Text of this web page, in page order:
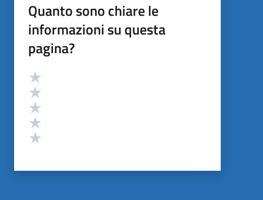
Quanto sono chiare le
informazioni su questa
pagina?
Valutazione